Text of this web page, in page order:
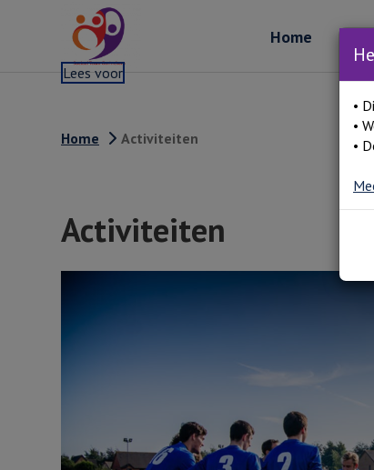
Home
Lees voor
Home Activiteiten
Activiteiten
•
•
•